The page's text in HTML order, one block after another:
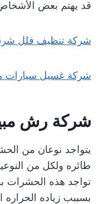
قد يهتم بعض
شركة تنظيف فلل
شركة غسيل سيارات
شركة رش
يتواجد نوعان من
طائره ولكل من
تواجد هذه الحشرات
بسببب زياده